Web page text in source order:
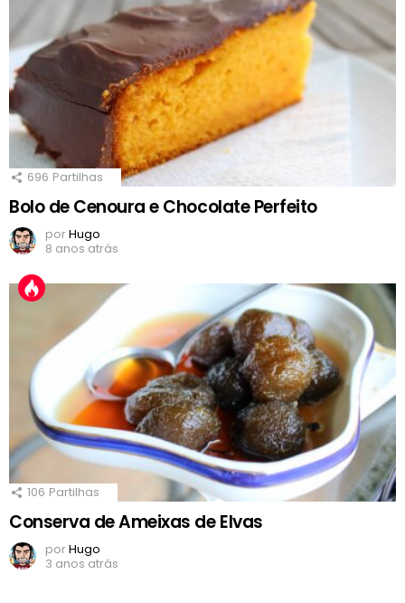
696 Partilhas
Bolo de Cenoura e Chocolate Perfeito
porHugo
8 anos atrás
106 Partilhas
Conserva de Ameixas de Elvas
porHugo
3 anos atrás